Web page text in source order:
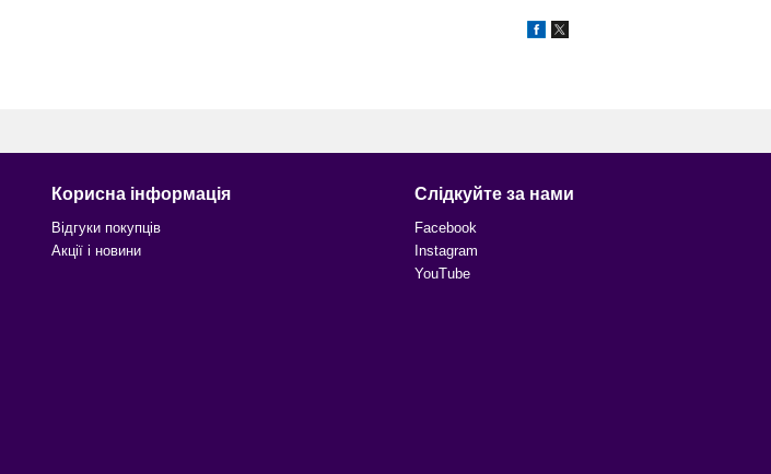
Корисна інформація
Відгуки покупців
Акції і новини
Слідкуйте за нами
Facebook
Instagram
YouTube